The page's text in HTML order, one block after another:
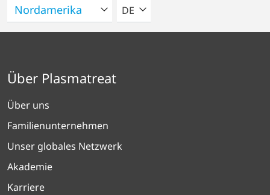
BITTE WÄHLEN SIE EINE
DE
Über Plasmatreat
Über uns
Familienunternehmen
Unser globales Netzwerk
Akademie
Karriere